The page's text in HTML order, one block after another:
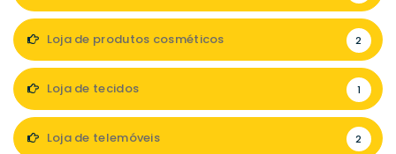
Loja de produtos cosméticos 2
Loja de tecidos 1
Loja de telemóveis 2